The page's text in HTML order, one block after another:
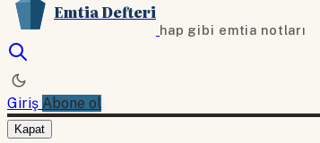
Emtia Defteri
hap gibi emtia notları
Giriş Abone ol
Kapat